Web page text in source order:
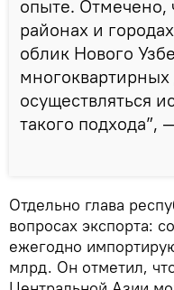
опыте. Отмечено,
районах и
облик Нового
осуществляться
такого подхода”,
Отдельно глава
вопросах экспорта:
ежегодно
млрд. Он отметил,